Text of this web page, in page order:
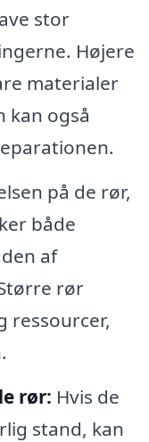
stor
Højere
materialer
kan også
på de rør,
både
af
rør
ressourcer,
rør: Hvis de
stand, kan